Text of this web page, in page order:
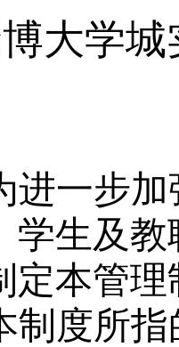
大学
进一步
学生及
定本管理
制度所